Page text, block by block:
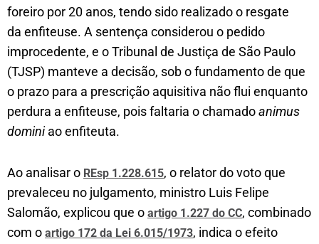
foreiro por 20 anos, tendo sido realizado o resgate
da enfiteuse. A sentença considerou o pedido
improcedente, e o Tribunal de Justiça de São Paulo
(TJSP) manteve a decisão, sob o fundamento de que
o prazo para a prescrição aquisitiva não flui enquanto
perdura a enfiteuse, pois faltaria o chamadoanimus
dominiao enfiteuta.
Ao analisar o REsp 1.228.615, o relator do voto que
prevaleceu no julgamento, ministro Luis Felipe
Salomão, explicou que o artigo 1.227 do CC, combinado
com o artigo 172 da Lei 6.015/1973, indica o efeito